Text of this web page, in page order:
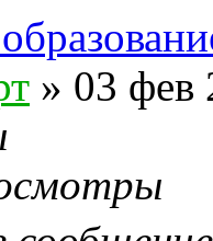
» 03 фев